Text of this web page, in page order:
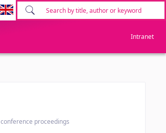
Intranet
conference proceedings